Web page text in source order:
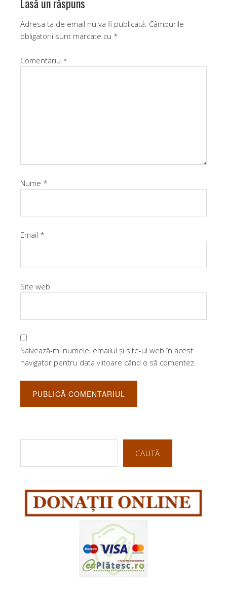
Lasă un răspuns
Adresa ta de email nu va fi publicată. Câmpurile
obligatorii sunt marcate cu *
Comentariu *
Nume *
Email *
Site web
Salvează-mi numele, emailul și site-ul web în acest
navigator pentru data viitoare când o să comentez.
CAUTĂ